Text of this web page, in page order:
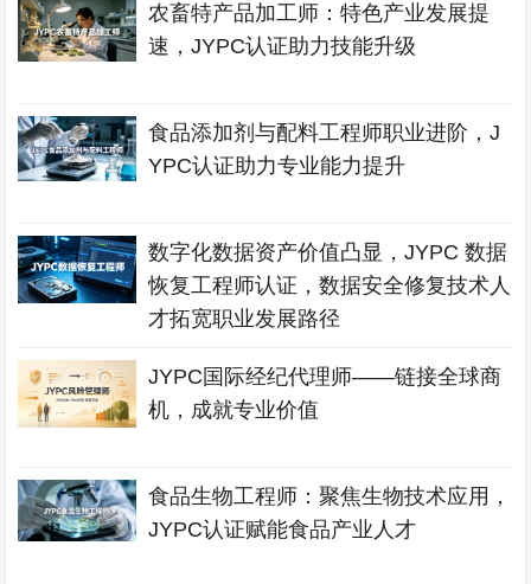
农畜特产品加工师：特色产业发展提
速，JYPC认证助力技能升级
食品添加剂与配料工程师职业进阶，J
YPC认证助力专业能力提升
数字化数据资产价值凸显，JYPC 数据
恢复工程师认证，数据安全修复技术人
才拓宽职业发展路径
JYPC国际经纪代理师——链接全球商
机，成就专业价值
食品生物工程师：聚焦生物技术应用，
JYPC认证赋能食品产业人才